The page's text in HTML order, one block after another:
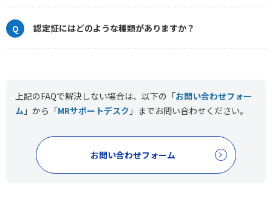
認定証にはどのような種類がありますか？
上記のFAQで解決しない場合は、以下の「お問い合わせフォー
ム 」から「MRサポートデスク 」までお問い合わせください。
お問い合わせフォーム